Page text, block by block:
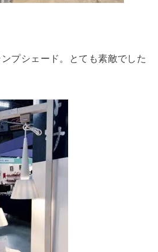
プシェード。とても素敵でした